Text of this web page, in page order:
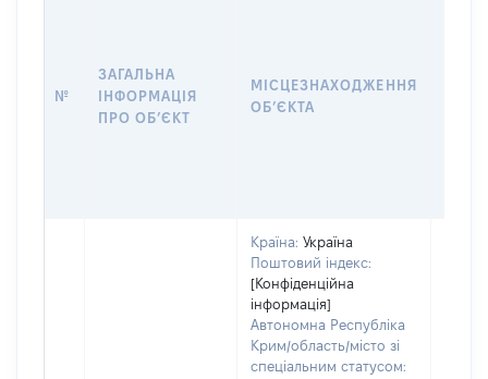
№
ЗАГАЛЬНА
ІНФОРМАЦІЯ
ПРО ОБʼЄКТ
МІСЦЕЗНАХОДЖЕННЯ
ОБʼЄКТА
Країна: Україна
Поштовий індекс:
[Конфіденційна
інформація]
Автономна Республіка
Крим/область/місто зі
спеціальним статусом: